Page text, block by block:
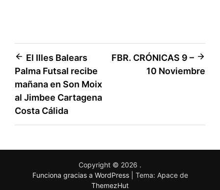
El Illes Balears
Palma Futsal recibe
mañana en Son Moix
al Jimbee Cartagena
Costa Cálida
FBR. CRÓNICAS 9 –
10 Noviembre
Copyright © 2026 .
Funciona gracias a WordPress
Tema: Apace de
ThemezHut